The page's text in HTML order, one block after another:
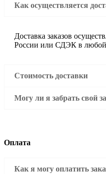
Как осуществляется
Доставка заказов
России или СДЭК в любой
Стоимость доставки
Могу ли я забрать свой
Оплата
Как я могу оплатить